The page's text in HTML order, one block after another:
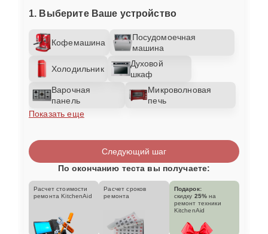
1. Выберите Ваше устройство
Кофемашина
Посудомоечная
машина
Холодильник
Духовой
шкаф
Варочная
панель
Микроволновая
печь
Показать еще
Следующий шаг
По окончанию теста вы получаете:
Расчет стоимости
ремонта KitchenAid
Расчет сроков
ремонта
Подарок:
скидку 25% на
ремонт техники
KitchenAid